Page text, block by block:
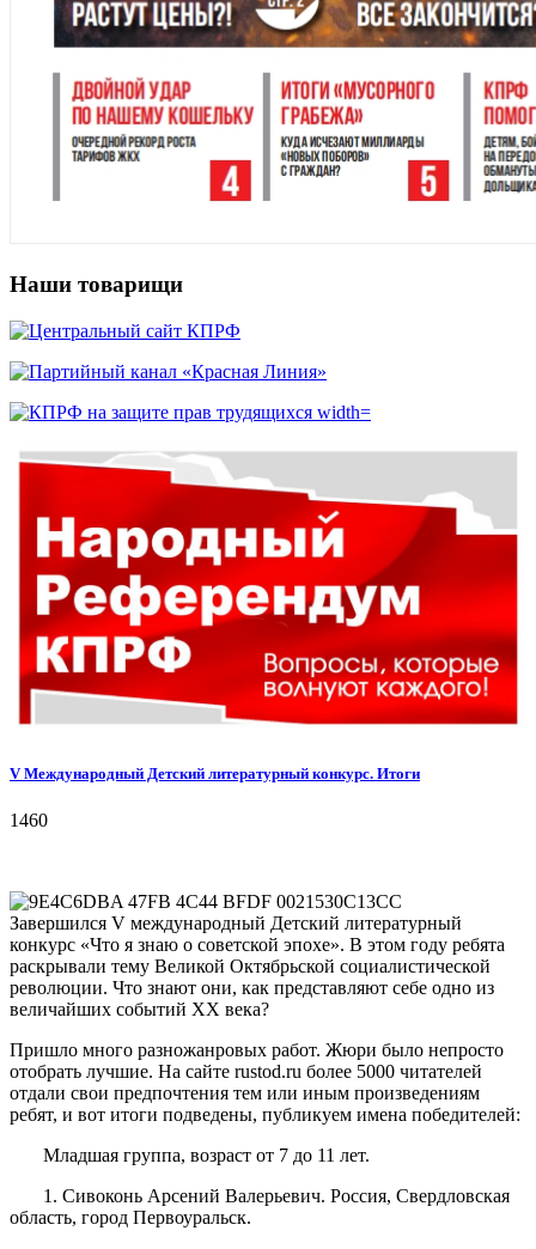
Наши товарищи
V Международный Детский литературный конкурс. Итоги
1460
Завершился V международный Детский литературный
конкурс «Что я знаю о советской эпохе». В этом году ребята
раскрывали тему Великой Октябрьской социалистической
революции. Что знают они, как представляют себе одно из
величайших событий ХХ века?
Пришло много разножанровых работ. Жюри было непросто
отобрать лучшие. На сайте rustod.ru более 5000 читателей
отдали свои предпочтения тем или иным произведениям
ребят, и вот итоги подведены, публикуем имена победителей:
Младшая группа, возраст от 7 до 11 лет.
1. Сивоконь Арсений Валерьевич. Россия, Свердловская
область, город Первоуральск.